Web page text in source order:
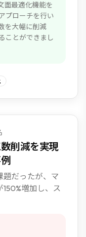
面最適化機能を
プローチを行い
を大幅に削減
ことができまし
削減を実現
題だったが、マ
増加し、ス